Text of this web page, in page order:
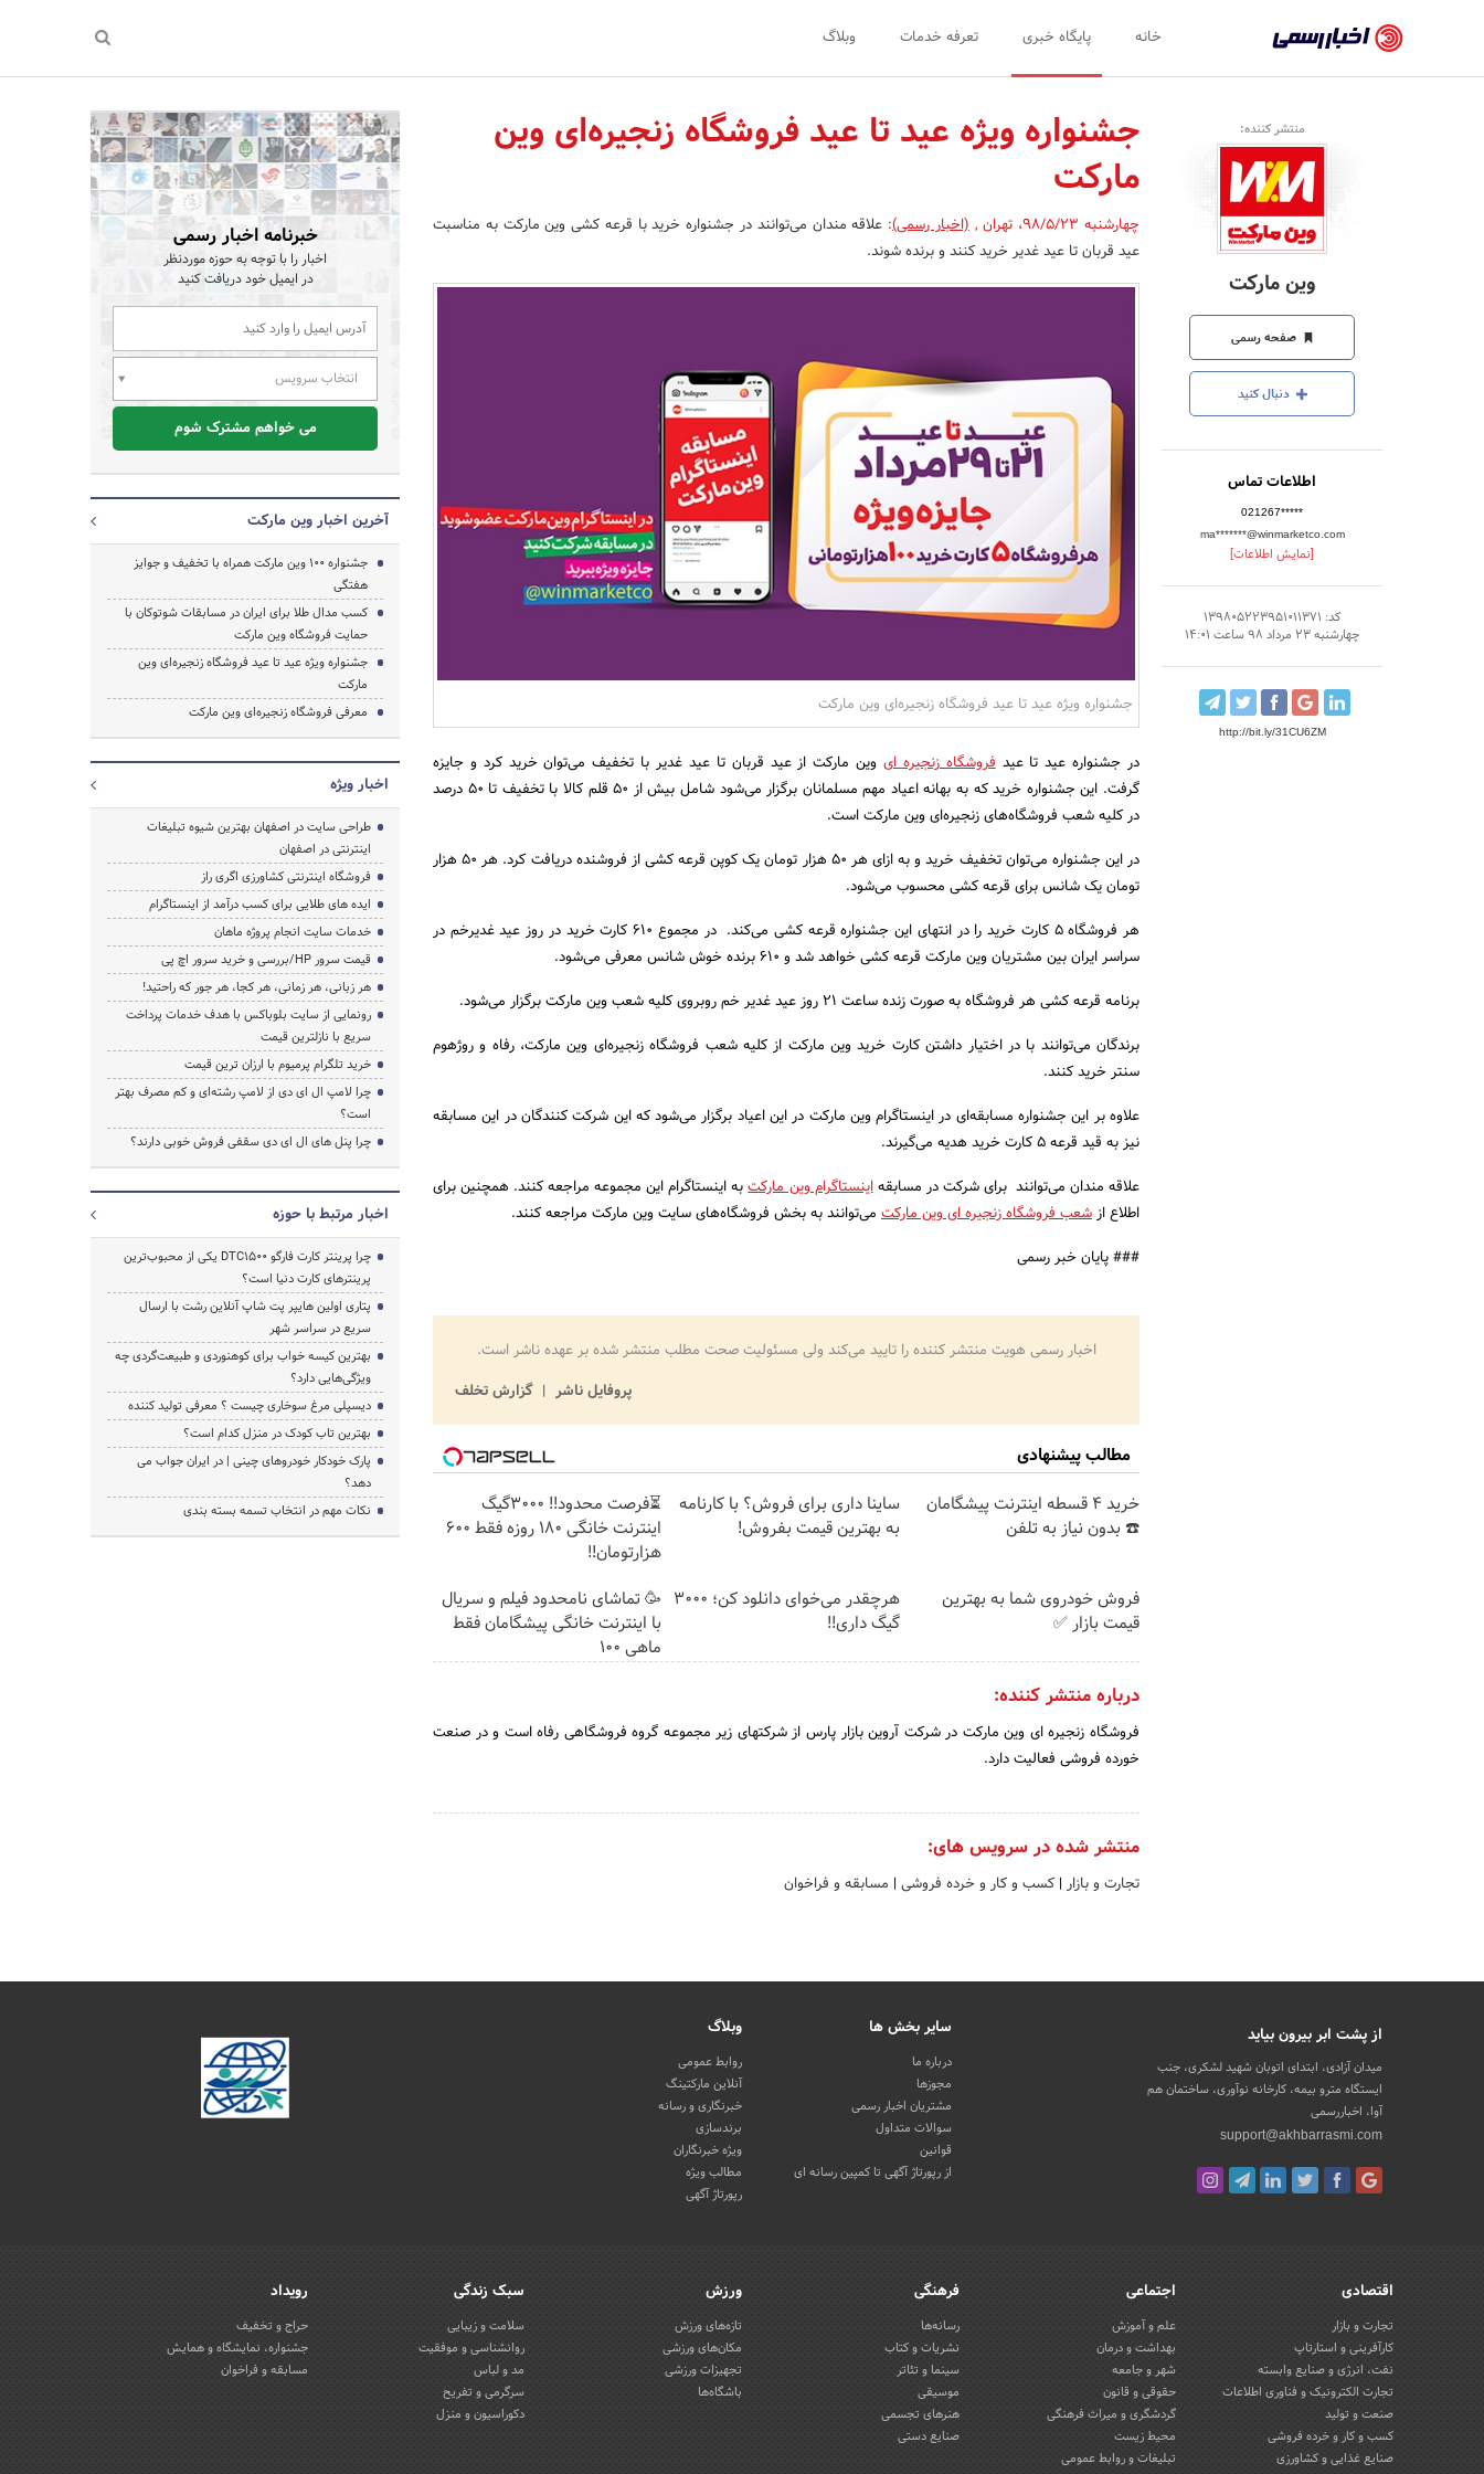
رسمی
-
اخبار
تایید
شده
شرکت‌ها،
سازمان‌ها
و
روابط
عمومی‌ها
خانه پایگاه خبری تعرفه خدمات وبلاگ
منتشر کننده:
وین مارکت
صفحه رسمی
دنبال کنید
اطلاعات تماس
021267*****
ma*******@winmarketco.com
[نمایش اطلاعات]
کد: 139805223951011371
چهارشنبه 23 مرداد 98 ساعت 14:01
http://bit.ly/31CU6ZM
جشنواره ویژه عید تا عید فروشگاه زنجیره‌ای وین
مارکت
چهارشنبه 98/5/23 ، تهران ,(اخبار رسمی): علاقه مندان می‌توانند در جشنواره خرید با قرعه کشی وین مارکت به مناسبت
عید قربان تا عید غدیر خرید کنند و برنده شوند.
جشنواره ویژه عید تا عید فروشگاه زنجیره‌ای وین مارکت
در جشنواره عید تا عیدفروشگاه زنجیره ای وین مارکت از عید قربان تا عید غدیر با تخفیف می‌توان خرید کرد و جایزه
گرفت. این جشنواره خرید که به بهانه اعیاد مهم مسلمانان برگزار می‌شود شامل بیش از 50 قلم کالا با تخفیف تا 50 درصد
در کلیه شعب فروشگاه‌های زنجیره‌ای وین مارکت است.
در این جشنواره می‌توان تخفیف خرید و به ازای هر 50 هزار تومان یک کوپن قرعه کشی از فروشنده دریافت کرد. هر 50 هزار
تومان یک شانس برای قرعه کشی محسوب می‌شود.
هر فروشگاه 5 کارت خرید را در انتهای این جشنواره قرعه کشی می‌کند. در مجموع 610 کارت خرید در روز عید غدیرخم در
سراسر ایران بین مشتریان وین مارکت قرعه کشی خواهد شد و 610 برنده خوش شانس معرفی می‌شود.
برنامه قرعه کشی هر فروشگاه به صورت زنده ساعت 21 روز عید غدیر خم روبروی کلیه شعب وین مارکت برگزار می‌شود.
برندگان می‌توانند با در اختیار داشتن کارت خرید وین مارکت از کلیه شعب فروشگاه زنجیره‌ای وین مارکت، رفاه و روژهوم
سنتر خرید کنند.
علاوه بر این جشنواره مسابقه‌ای در اینستاگرام وین مارکت در این اعیاد برگزار می‌شود که این شرکت کنندگان در این مسابقه
نیز به قید قرعه 5 کارت خرید هدیه می‌گیرند.
علاقه مندان می‌توانند برای شرکت در مسابقهاینستاگرام وین مارکتبه اینستاگرام این مجموعه مراجعه کنند. همچنین برای
اطلاع ازشعب فروشگاه زنجیره ای وین مارکت می‌توانند به بخش فروشگاه‌های سایت وین مارکت مراجعه کنند.
### پایان خبر رسمی
اخبار رسمی هویت منتشر کننده را تایید می‌کند ولی مسئولیت صحت مطلب منتشر شده بر عهده ناشر است.
پروفایل ناشر
گزارش تخلف
مطالب پیشنهادی
خرید 4 قسطه اینترنت پیشگامان
☎️ بدون نیاز به تلفن
ساینا داری برای فروش؟ با کارنامه
به بهترین قیمت بفروش!
⏳فرصت محدود!! 3000گیگ
اینترنت خانگی 180 روزه فقط 600
هزارتومان!!
فروش خودروی شما به بهترین
قیمت بازار ✅
هرچقدر می‌خوای دانلود کن؛ 3000
گیگ داری!!
🥳 تماشای نامحدود فیلم و سریال
با اینترنت خانگی پیشگامان فقط
ماهی 100
درباره منتشر کننده:
فروشگاه زنجیره ای وین مارکت در شرکت آروین بازار پارس از شرکتهای زیر مجموعه گروه فروشگاهی رفاه است و در صنعت
خورده فروشی فعالیت دارد.
منتشر شده در سرویس های:
تجارت و بازار | کسب و کار و خرده فروشی | مسابقه و فراخوان
خبرنامه اخبار رسمی
اخبار را با توجه به حوزه موردنظر
در ایمیل خود دریافت کنید
انتخاب سرویس
می خواهم مشترک شوم
آخرین اخبار وین مارکت
جشنواره 100 وین مارکت همراه با تخفیف و جوایز
هفتگی
کسب مدال طلا برای ایران در مسابقات شوتوکان با
حمایت فروشگاه وین مارکت
جشنواره ویژه عید تا عید فروشگاه زنجیره‌ای وین
مارکت
معرفی فروشگاه زنجیره‌ای وین مارکت
اخبار ویژه
طراحی سایت در اصفهان بهترین شیوه تبلیغات
اینترنتی در اصفهان
فروشگاه اینترنتی کشاورزی اگری راز
ایده های طلایی برای کسب درآمد از اینستاگرام
خدمات سایت انجام پروژه ماهان
قیمت سرور HP/بررسی و خرید سرور اچ پی
هر زبانی، هر زمانی، هر کجا، هر جور که راحتید!
رونمایی از سایت بلوباکس با هدف خدمات پرداخت
سریع با نازلترین قیمت
خرید تلگرام پرمیوم با ارزان ترین قیمت
چرا لامپ ال ای دی از لامپ رشته‌ای و کم مصرف بهتر
است؟
چرا پنل های ال ای دی سقفی فروش خوبی دارند؟
اخبار مرتبط با حوزه
چرا پرینتر کارت فارگو DTC1500 یکی از محبوب‌ترین
پرینترهای کارت دنیا است؟
پتاری اولین هایپر پت شاپ آنلاین رشت با ارسال
سریع در سراسر شهر
بهترین کیسه خواب برای کوهنوردی و طبیعت‌گردی چه
ویژگی‌هایی دارد؟
دیسپلی مرغ سوخاری چیست ؟ معرفی تولید کننده
بهترین تاب کودک در منزل کدام است؟
پارک خودکار خودروهای چینی | در ایران جواب می
دهد؟
نکات مهم در انتخاب تسمه بسته بندی
از پشت ابر بیرون بیاید
میدان آزادی، ابتدای اتوبان شهید لشکری، جنب
ایستگاه مترو بیمه، کارخانه نوآوری، ساختمان هم
آوا، اخباررسمی
support@akhbarrasmi.com
سایر بخش ها
درباره ما
مجوزها
مشتریان اخبار رسمی
سوالات متداول
قوانین
از رپورتاژ آگهی تا کمپین رسانه ای
وبلاگ
روابط عمومی
آنلاین مارکتینگ
خبرنگاری و رسانه
برندسازی
ویژه خبرنگاران
مطالب ویژه
رپورتاژ آگهی
اقتصادی
تجارت و بازار
کارآفرینی و استارتاپ
نفت، انرژی و صنایع وابسته
تجارت الکترونیک و فناوری اطلاعات
صنعت و تولید
کسب و کار و خرده فروشی
صنایع غذایی و کشاورزی
اجتماعی
علم و آموزش
بهداشت و درمان
شهر و جامعه
حقوقی و قانون
گردشگری و میراث فرهنگی
محیط زیست
تبلیغات و روابط عمومی
فرهنگی
رسانه‌ها
نشریات و کتاب
سینما و تئاتر
موسیقی
هنرهای تجسمی
صنایع دستی
ورزش
تازه‌های ورزش
مکان‌های ورزشی
تجهیزات ورزشی
باشگاه‌ها
سبک زندگی
سلامت و زیبایی
روانشناسی و موفقیت
مد و لباس
سرگرمی و تفریح
دکوراسیون و منزل
رویداد
حراج و تخفیف
جشنواره، نمایشگاه و همایش
مسابقه و فراخوان